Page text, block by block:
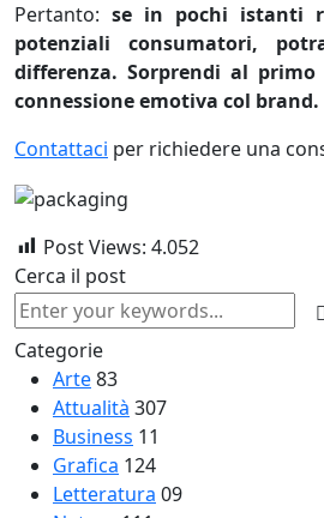
Pertanto: se in pochi istanti
potenziali consumatori,
differenza. Sorprendi al
connessione emotiva col brand.
Contattaci per richiedere una
Post Views: 4.052
Cerca il post
Categorie
Arte83
Attualità 307
Business 11
Grafica 124
Letteratura 09